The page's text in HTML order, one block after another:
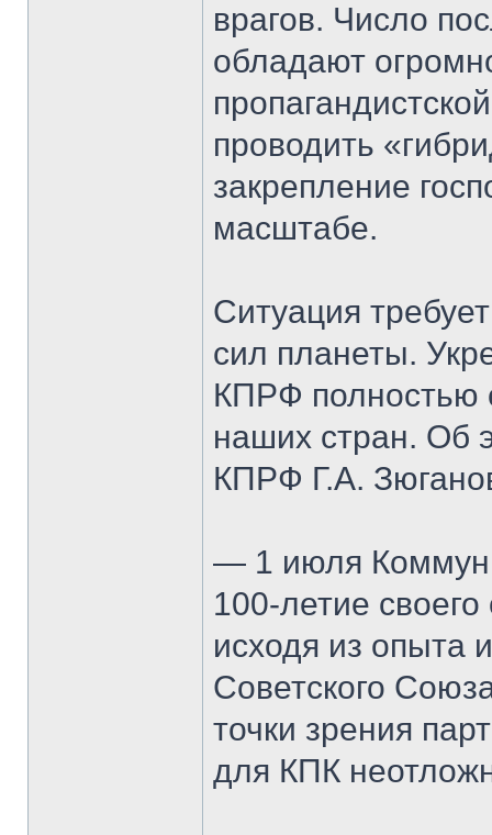
врагов. Число
обладают
проводить
закрепление
масштабе.
Ситуация
сил планеты.
КПРФ полностью
наших стран. Об
КПРФ Г.А.
— 1 июля
100-летие
исходя из опыта
Советского
точки зрения
для КПК